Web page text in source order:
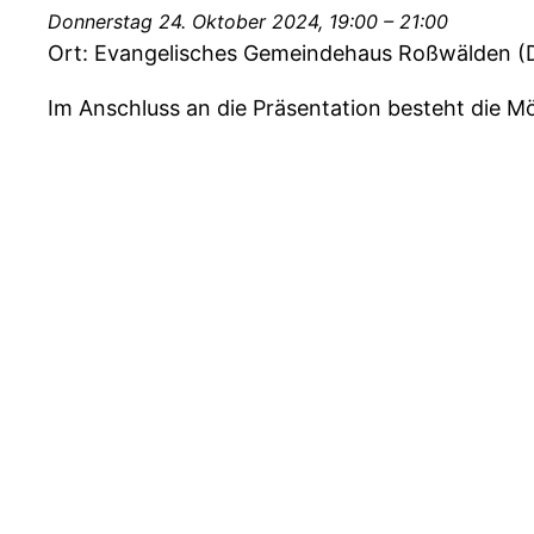
Donnerstag 24. Oktober 2024, 19:00 – 21:00
Ort: Evangelisches Gemeindehaus Roßwälden
Im Anschluss an die Präsentation besteht die